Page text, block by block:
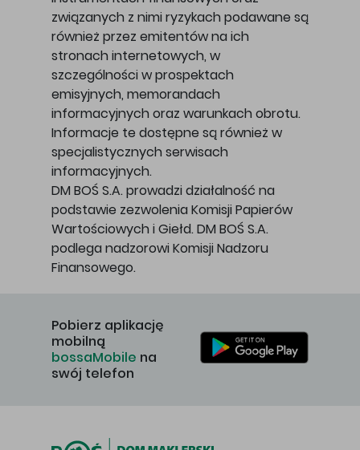
związanych z nimi ryzykach podawane są
również przez emitentów na ich
stronach internetowych, w
szczególności w prospektach
emisyjnych, memorandach
informacyjnych oraz warunkach obrotu.
Informacje te dostępne są również w
specjalistycznych serwisach
informacyjnych.
DM BOŚ S.A. prowadzi działalność na
podstawie zezwolenia Komisji Papierów
Wartościowych i Giełd. DM BOŚ S.A.
podlega nadzorowi Komisji Nadzoru
Finansowego.
Pobierz aplikację
mobilną
bossaMobile na
swój telefon